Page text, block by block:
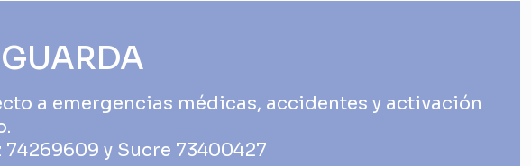
a emergencias médicas, accidentes y activación
74269609 y Sucre 73400427